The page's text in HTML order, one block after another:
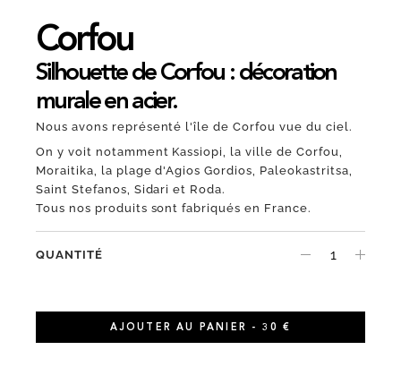
Corfou
Silhouette de Corfou : décoration
murale en acier.
Nous avons représenté l'île de Corfou vue du ciel.
On y voit notamment Kassiopi, la ville de Corfou,
Moraitika, la plage d'Agios Gordios, Paleokastritsa,
Saint Stefanos, Sidari et Roda.
Tous nos produits sont fabriqués en France.
QUANTITÉ
AJOUTER AU PANIER - 30 €